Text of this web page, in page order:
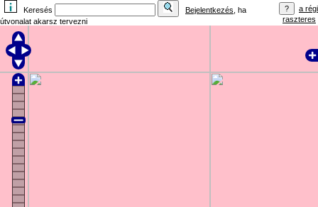
Keresés Bejelentkezés , ha
útvonalat akarsz tervezni
a régi
raszteres